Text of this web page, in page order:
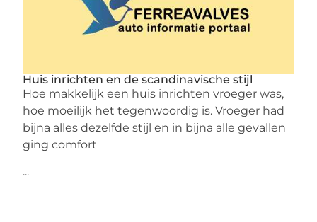
Huis inrichten en de scandinavische stijl
Hoe makkelijk een huis inrichten vroeger was,
hoe moeilijk het tegenwoordig is. Vroeger had
bijna alles dezelfde stijl en in bijna alle gevallen
ging comfort
...